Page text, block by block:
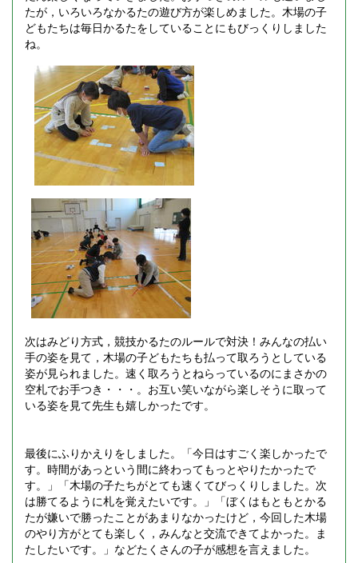
たが，いろいろなかるたの遊び方が楽しめました。木場の子
どもたちは毎日かるたをしていることにもびっくりしました
ね。
次はみどり方式，競技かるたのルールで対決！みんなの払い
手の姿を見て，木場の子どもたちも払って取ろうとしている
姿が見られました。速く取ろうとねらっているのにまさかの
空札でお手つき・・・。お互い笑いながら楽しそうに取って
いる姿を見て先生も嬉しかったです。
最後にふりかえりをしました。「今日はすごく楽しかったで
す。時間があっという間に終わってもっとやりたかったで
す。」「木場の子たちがとても速くてびっくりしました。次
は勝てるように札を覚えたいです。」「ぼくはもともとかる
たが嫌いで勝ったことがあまりなかったけど，今回した木場
のやり方がとても楽しく，みんなと交流できてよかった。ま
たしたいです。」などたくさんの子が感想を言えました。